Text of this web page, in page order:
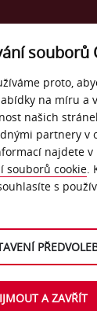
vrácení
DATUM
souborů
proto,
na míru a
našich
partnery v
najdete v
souborů cookie.
s
A ZAVŘÍT